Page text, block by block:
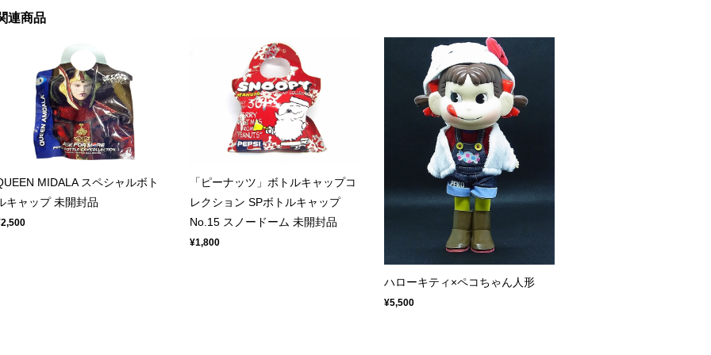
連商品
MIDALA スペシャルボト
キャップ 未開封品
「ピーナッツ」ボトルキャップコ
レクション SPボトルキャップ
No.15 スノードーム 未開封品
¥1,800
ハローキティ×ペコちゃん人形
¥5,500